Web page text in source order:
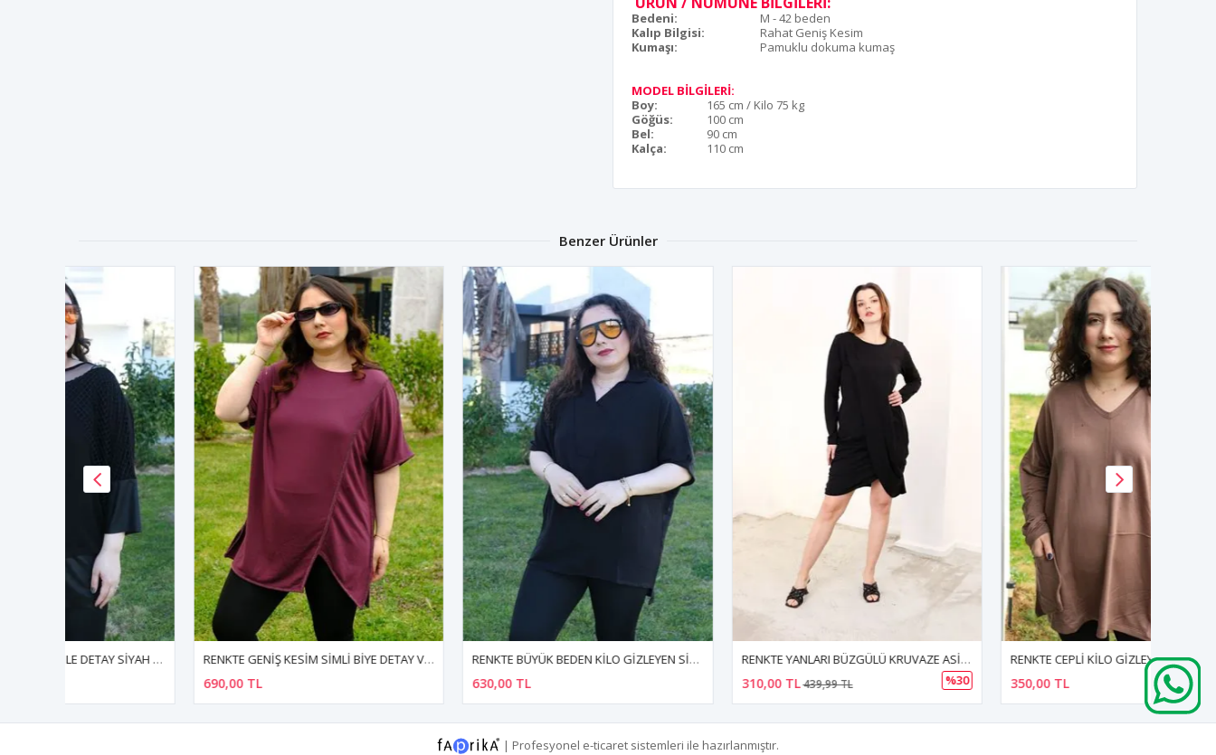
Bedeni:
M - 42 beden
Kalıp Bilgisi:
Rahat Geniş Kesim
Kumaşı:
Pamuklu dokuma kumaş
MODEL BİLGİLERİ:
Boy:
165 cm / Kilo 75 kg
Göğüs:
100 cm
Bel:
90 cm
Kalça:
110 cm
Benzer Ürünler
RENKTE GENİŞ KESİM SİMLİ BİYE DETAY VİŞNE BLUZ RENKTE BÜYÜK BEDEN KİLO GİZLEYEN SİYAH BLUZ RENKTE YANLARI BÜZGÜLÜ KRUVAZE ASİMETRİK TASARIM ELBİSE
%30
RENKTE CEPLİ KİLO GİZLEYEN BÜYÜK BEDEN KAHVE BLUZ&TUNİK
350,00 TL 690,00
| Profesyonel e-ticaret sistemleri ile hazırlanmıştır.